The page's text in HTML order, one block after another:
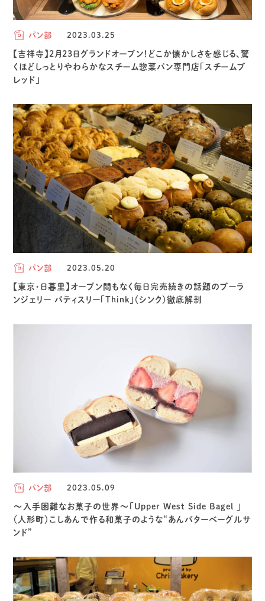
パン部 2023.03.25
【吉祥寺】2月23日グランドオープン！どこか懐かしさを感じる、驚
くほどしっとりやわらかなスチーム惣菜パン専門店「スチームブ
レッド」
パン部 2023.05.20
【東京・日暮里】オープン間もなく毎日完売続きの話題のブーラ
ンジェリー パティスリー「Think」（シンク）徹底解剖
パン部 2023.05.09
～入手困難なお菓子の世界～「Upper West Side Bagel 」
（人形町）こしあんで作る和菓子のような“あんバターベーグルサ
ンド”